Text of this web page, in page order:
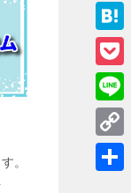
。
c
e
b
o
o
k
T
w
i
e
H
a
t
e
n
P
o
c
k
L
i
n
C